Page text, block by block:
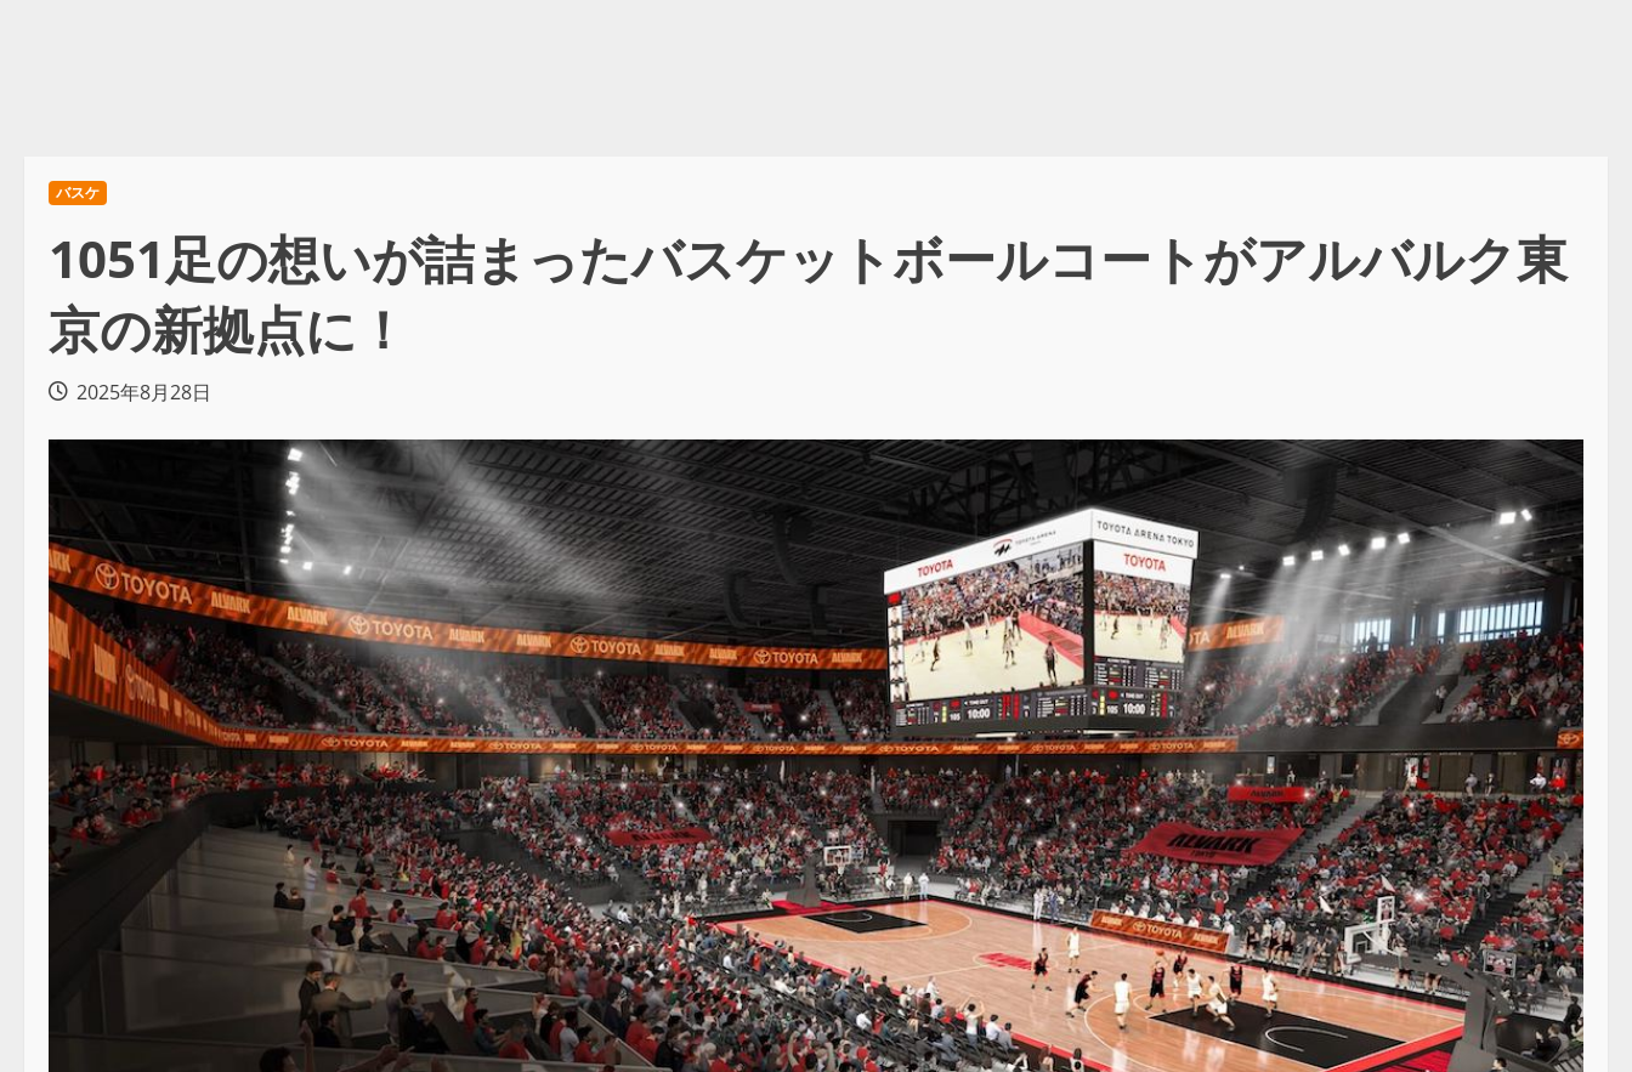
バスケ
1051足の想いが詰まったバスケットボールコートがアルバルク東
京の新拠点に！
2025年8月28日